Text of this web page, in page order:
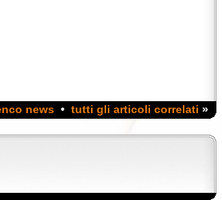
news • tutti gli articoli correlati »